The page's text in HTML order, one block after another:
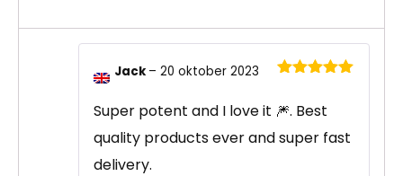
Jack – 20 oktober 2023
Super potent and I love it 🎆. Best
quality products ever and super fast
delivery.